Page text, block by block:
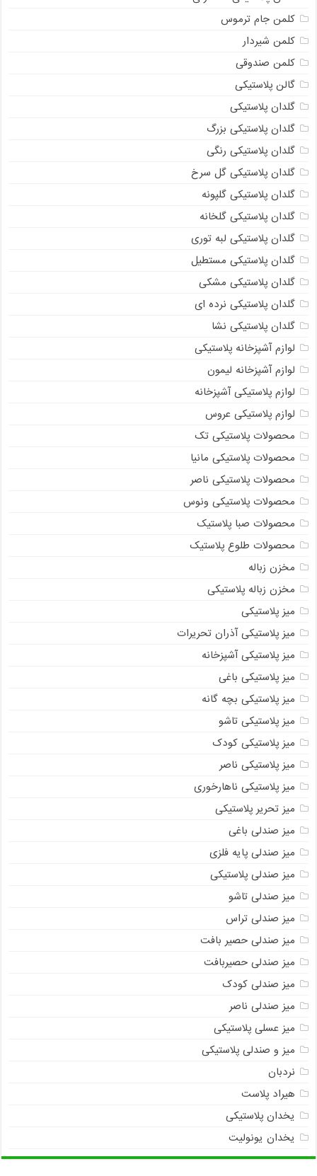
کلمن جام ترموس
کلمن شیردار
کلمن صندوقی
گالن پلاستیکی
گلدان پلاستیکی
گلدان پلاستیکی بزرگ
گلدان پلاستیکی رنگی
گلدان پلاستیکی گل سرخ
گلدان پلاستیکی گلپونه
گلدان پلاستیکی گلخانه
گلدان پلاستیکی لبه توری
گلدان پلاستیکی مستطیل
گلدان پلاستیکی مشکی
گلدان پلاستیکی نرده ای
گلدان پلاستیکی نشا
لوازم آشپزخانه پلاستیکی
لوازم آشپزخانه لیمون
لوازم پلاستیکی آشپزخانه
لوازم پلاستیکی عروس
محصولات پلاستیکی تک
محصولات پلاستیکی مانیا
محصولات پلاستیکی ناصر
محصولات پلاستیکی ونوس
محصولات صبا پلاستیک
محصولات طلوع پلاستیک
مخزن زباله
مخزن زباله پلاستیکی
میز پلاستیکی
میز پلاستیکی آذران تحریرات
میز پلاستیکی آشپزخانه
میز پلاستیکی باغی
میز پلاستیکی بچه گانه
میز پلاستیکی تاشو
میز پلاستیکی کودک
میز پلاستیکی ناصر
میز پلاستیکی ناهارخوری
میز تحریر پلاستیکی
میز صندلی باغی
میز صندلی پایه فلزی
میز صندلی پلاستیکی
میز صندلی تاشو
میز صندلی تراس
میز صندلی حصیر بافت
میز صندلی حصیربافت
میز صندلی کودک
میز صندلی ناصر
میز عسلی پلاستیکی
میز و صندلی پلاستیکی
نردبان
هیراد پلاست
یخدان پلاستیکی
یخدان یونولیت